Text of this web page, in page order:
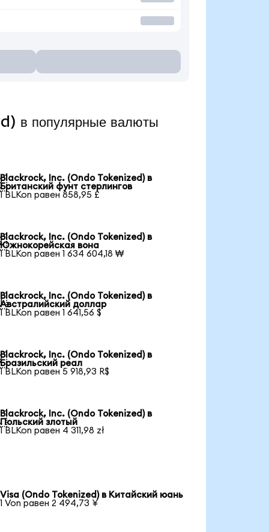
в популярные валюты
Blackrock, Inc. (Ondo Tokenized) в
Британский фунт стерлингов
1 BLKon равен 858,95 £
Blackrock, Inc. (Ondo Tokenized) в
Южнокорейская вона
1 BLKon равен 1 634 604,18 ₩
Blackrock, Inc. (Ondo Tokenized) в
Австралийский доллар
1 BLKon равен 1 641,56 $
Blackrock, Inc. (Ondo Tokenized) в
Бразильский реал
1 BLKon равен 5 918,93 R$
Blackrock, Inc. (Ondo Tokenized) в
Польский злотый
1 BLKon равен 4 311,98 zł
Visa (Ondo Tokenized) в Китайский юань
1 Von равен 2 494,73 ¥